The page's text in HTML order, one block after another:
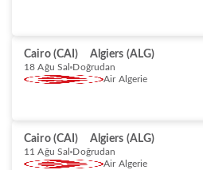
Cairo (CAI) Algiers (ALG)
18 Ağu Sal Doğrudan
Air Algerie
Cairo (CAI) Algiers (ALG)
11 Ağu Sal Doğrudan
Air Algerie